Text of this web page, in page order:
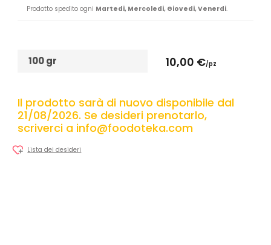
Prodotto spedito ogni Martedi, Mercoledi, Giovedi, Venerdi.
100 gr 10,00 €/pz
Il prodotto sarà di nuovo disponibile dal
21/08/2026. Se desideri prenotarlo,
scriverci a info@foodoteka.com
Lista dei desideri